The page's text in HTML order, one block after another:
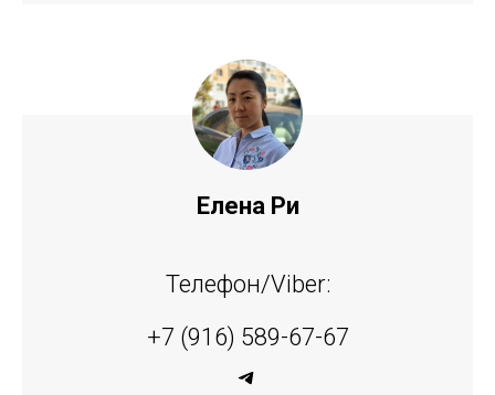
Елена Ри
Телефон/Viber:
+7 (916) 589-67-67